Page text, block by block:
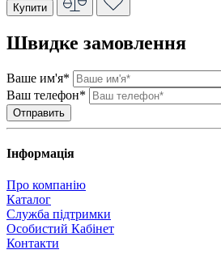
Купити
Швидке замовлення
Ваше им'я*
Ваш телефон*
Інформація
Про компанію
Каталог
Служба підтримки
Особистий Кабінет
Контакти